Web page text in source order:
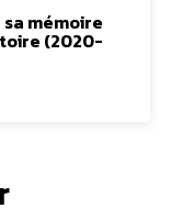
mémoire
(2020-